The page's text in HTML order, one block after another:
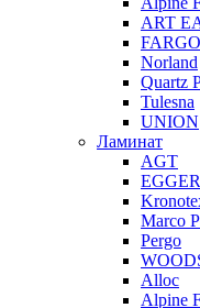
ART
FARGO
Norland
Quartz
Tulesna
UNION
Ламинат
AGT
EGGER
Marco
Pergo
Alloc
Alpine